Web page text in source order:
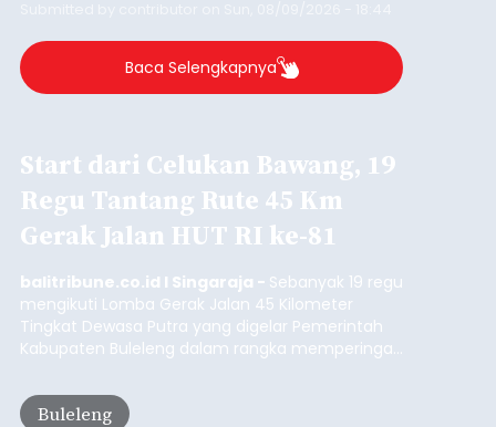
Baca Selengkapnya
Start dari Celukan Bawang, 19
Regu Tantang Rute 45 Km
Gerak Jalan HUT RI ke-81
balitribune.co.id I Singaraja - Sebanyak 19 regu
mengikuti Lomba Gerak Jalan 45 Kilometer
Tingkat Dewasa Putra yang digelar Pemerintah
Kabupaten Buleleng dalam rangka memperingati
Lomba resmi dimulai dari Lapangan Sepak Bola
Desa Celukan Bawang, Sabtu (8/8/2026) malam.
Buleleng